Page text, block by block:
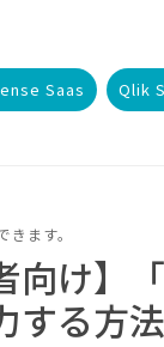
Saas Qlik
ます。
向け】
する方法